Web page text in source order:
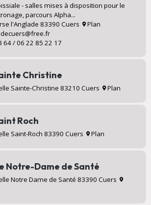
- salles mises à disposition pour le
parcours Alpha...
l'Anglade 83390 Cuers
Plan
64 / 06 22 85 22 17
Christine
Sainte-Christine 83210 Cuers Plan
Roch
Saint-Roch 83390 Cuers Plan
Notre-Dame de Santé
Notre Dame de Santé 83390 Cuers